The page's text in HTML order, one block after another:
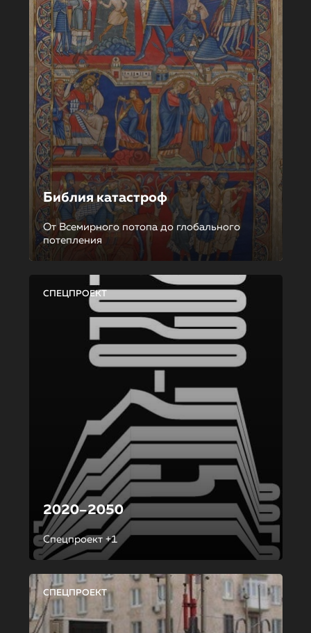
Библия катастроф
От Всемирного потопа до глобального
потепления
СПЕЦПРОЕКТ
2020–2050
Спецпроект +1
СПЕЦПРОЕКТ